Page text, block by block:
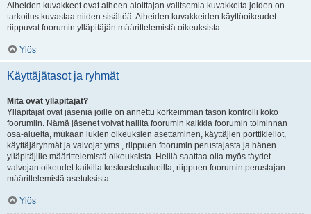
Aiheiden kuvakkeet ovat aiheen aloittajan valitsemia kuvakkeita joiden on
tarkoitus kuvastaa niiden sisältöä. Aiheiden kuvakkeiden käyttöoikeudet
riippuvat foorumin ylläpitäjän määrittelemistä oikeuksista.
Ylös
Käyttäjätasot ja ryhmät
Mitä ovat ylläpitäjät?
Ylläpitäjät ovat jäseniä joille on annettu korkeimman tason kontrolli koko
foorumiin. Nämä jäsenet voivat hallita foorumin kaikkia foorumin toiminnan
osa-alueita, mukaan lukien oikeuksien asettaminen, käyttäjien porttikiellot,
käyttäjäryhmät ja valvojat yms., riippuen foorumin perustajasta ja hänen
ylläpitäjille määrittelemistä oikeuksista. Heillä saattaa olla myös täydet
valvojan oikeudet kaikilla keskustelualueilla, riippuen foorumin perustajan
määrittelemistä asetuksista.
Ylös